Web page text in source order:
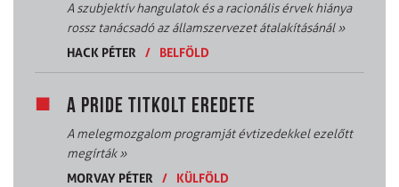
A szubjektív hangulatok és a racionális érvek hiánya
rossz tanácsadó az államszervezet átalakításánál»
HACK PÉTER / BELFÖLD
A PRIDE TITKOLT EREDETE
A melegmozgalom programját évtizedekkel ezelőtt
megírták»
MORVAY PÉTER / KÜLFÖLD